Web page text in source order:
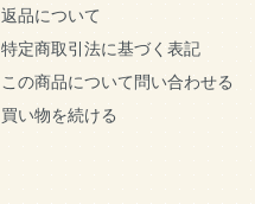
返品について
特定商取引法に基づく表記
この商品について問い合わせる
買い物を続ける